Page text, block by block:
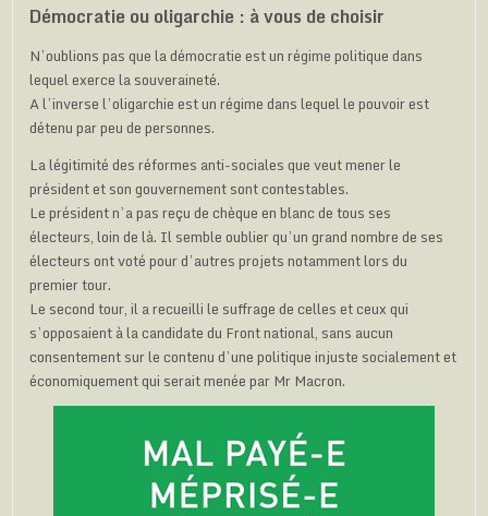
Démocratie ou oligarchie : à vous de choisir
N’oublions pas que la démocratie est un régime politique dans
lequel exerce la souveraineté.
A l’inverse l’oligarchie est un régime dans lequel le pouvoir est
détenu par peu de personnes.
La légitimité des réformes anti-sociales que veut mener le
président et son gouvernement sont contestables.
Le président n’a pas reçu de chèque en blanc de tous ses
électeurs, loin de là. Il semble oublier qu’un grand nombre de ses
électeurs ont voté pour d’autres projets notamment lors du
premier tour.
Le second tour, il a recueilli le suffrage de celles et ceux qui
s’opposaient à la candidate du Front national, sans aucun
consentement sur le contenu d’une politique injuste socialement et
économiquement qui serait menée par Mr Macron.